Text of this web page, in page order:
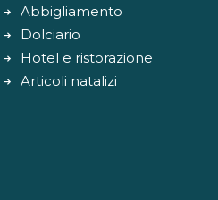
Abbigliamento
Dolciario
Hotel e ristorazione
Articoli natalizi